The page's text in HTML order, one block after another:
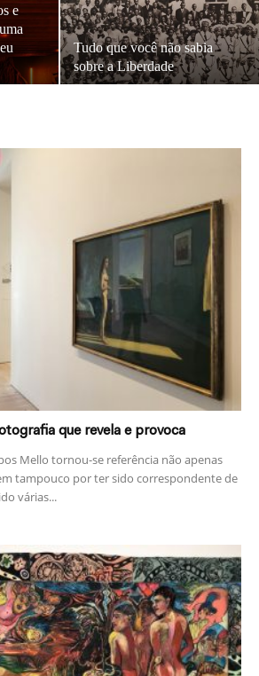
e
Tudo que você não sabia
sobre a Liberdade
que revela e provoca
Mello tornou-se referência não apenas
tampouco por ter sido correspondente de
várias...